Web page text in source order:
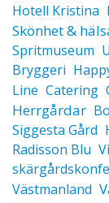
Hotell Kristina
Skönhet &
Spritmuseum
Bryggeri
Line Catering
Herrgårdar
Siggesta Gård
Radisson Blu
Västmanland